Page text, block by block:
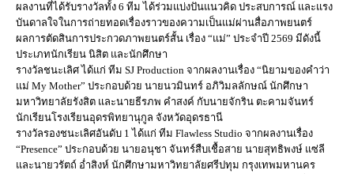
ผลงานที่ได้รับรางวัลทั้ง 6 ทีม ได้ร่วมแบ่งปันแนวคิด ประสบการณ์ และแรง
บันดาลใจในการถ่ายทอดเรื่องราวของความเป็นแม่ผ่านสื่อภาพยนตร์
ผลการตัดสินการประกวดภาพยนตร์สั้น เรื่อง “แม่” ประจำปี 2569 มีดังนี้
ประเภทนักเรียน นิสิต และนักศึกษา
รางวัลชนะเลิศ ได้แก่ ทีม SJ Production จากผลงานเรื่อง “นิยามของคำว่า
แม่ My Mother” ประกอบด้วย นายนวมินทร์ อภิวิมลลักษณ์ นักศึกษา
มหาวิทยาลัยรังสิต และนายธีรภพ คำสงค์ กับนายจักริน ตะคามจันทร์
นักเรียนโรงเรียนอุดรพิทยานุกูล จังหวัดอุดรธานี
รางวัลรองชนะเลิศอันดับ 1 ได้แก่ ทีม Flawless Studio จากผลงานเรื่อง
“Presence” ประกอบด้วย นายอนุชา จันทร์สืบเชื้อสาย นายสุทธิพงษ์ แซ่ลี
และนายวรัตถ์ อ่ำสิงห์ นักศึกษามหาวิทยาลัยศรีปทุม กรุงเทพมหานคร